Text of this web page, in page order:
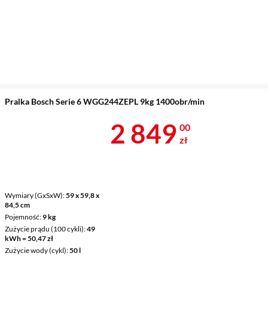
Pralka Bosch Serie 6 WGG244ZEPL 9kg 1400obr/min
Wymiary (GxSxW) 59 x 59,8 x
84,5 cm
Pojemność 9 kg
Zużycie prądu (100 cykli) 49
kWh = 50,47 zł
Zużycie wody (cykl) 50 l
Cena 2 849 zł
2 849 00
zł